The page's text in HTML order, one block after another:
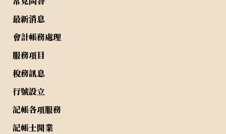
最新消息
會計帳務處理
服務項目
稅務訊息
行號設立
記帳各項服務
記帳士開業